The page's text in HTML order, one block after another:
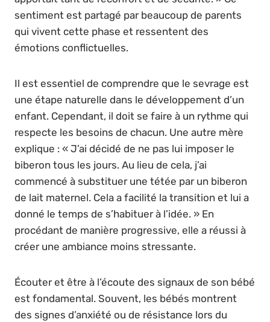
sentiment est partagé par beaucoup de parents
qui vivent cette phase et ressentent des
émotions conflictuelles.
Il est essentiel de comprendre que le sevrage est
une étape naturelle dans le développement d’un
enfant. Cependant, il doit se faire à un rythme qui
respecte les besoins de chacun. Une autre mère
explique : « J’ai décidé de ne pas lui imposer le
biberon tous les jours. Au lieu de cela, j’ai
commencé à substituer une tétée par un biberon
de lait maternel. Cela a facilité la transition et lui a
donné le temps de s’habituer à l’idée. » En
procédant de manière progressive, elle a réussi à
créer une ambiance moins stressante.
Écouter et être à l’écoute des signaux de son bébé
est fondamental. Souvent, les bébés montrent
des signes d’anxiété ou de résistance lors du